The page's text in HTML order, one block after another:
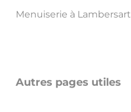
Menuiserie à Lambersart
Autres pages utiles